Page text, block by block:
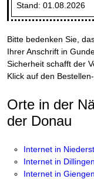
Stand: 01.08.2026
Bitte bedenken Sie,
Ihrer Anschrift in
Sicherheit schafft der
Klick auf den
Orte in der
der Donau
Internet in
Internet in
Internet in